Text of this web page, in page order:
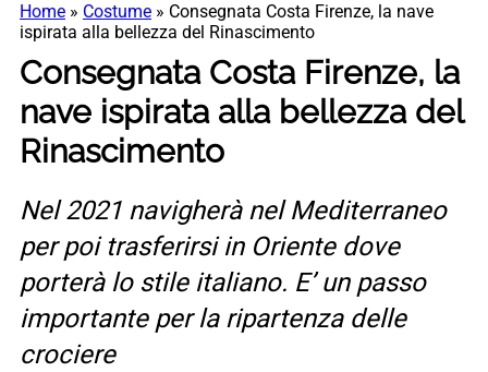
Home » Costume » Consegnata Costa Firenze, la nave
ispirata alla bellezza del Rinascimento
Consegnata Costa Firenze, la
nave ispirata alla bellezza del
Rinascimento
Nel 2021 navigherà nel Mediterraneo
per poi trasferirsi in Oriente dove
porterà lo stile italiano. E’ un passo
importante per la ripartenza delle
crociere